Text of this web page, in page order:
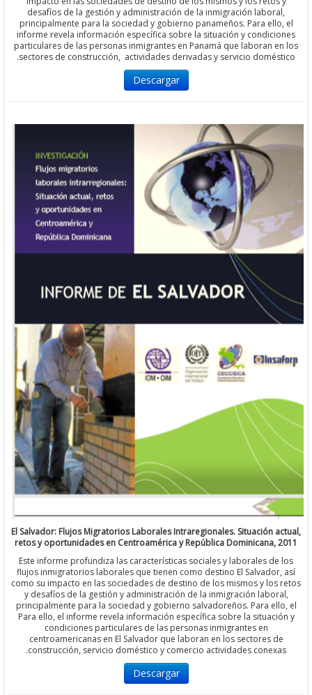
desafíos de la gestión y administración de la inmigración
principalmente para la sociedad y gobierno panameños. Para
informe revela información específica sobre la situación y
particulares de las personas inmigrantes en Panamá que laboran
sectores de construcción, actividades derivadas y servicio
Descargar
El Salvador: Flujos Migratorios Laborales Intraregionales. Situación
retos y oportunidades en Centroamérica y República
Este informe profundiza las características sociales y laborales
flujos inmigratorios laborales que tienen como destino El
como su impacto en las sociedades de destino de los mismos y
y desafíos de la gestión y administración de la inmigración
principalmente para la sociedad y gobierno salvadoreños. Para
Para ello, el informe revela información específica sobre la
condiciones particulares de las personas inmigrantes en
centroamericanas en El Salvador que laboran en los sectores
construcción, servicio doméstico y comercio actividades
Descargar